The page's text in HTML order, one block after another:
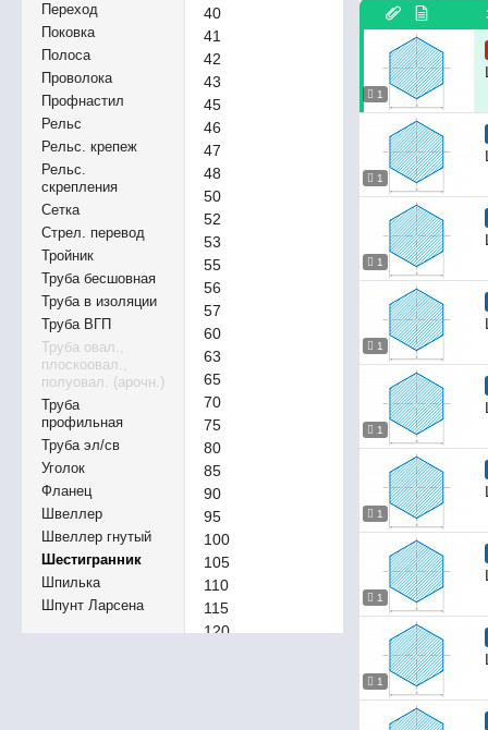
Переход
Поковка
Полоса
Проволока
Профнастил
Рельс
Рельс. крепеж
Рельс.
скрепления
Сетка
Стрел. перевод
Тройник
Труба бесшовная
Труба в изоляции
Труба ВГП
Труба овал.,
плоскоовал.,
полуовал. (арочн.)
Труба
профильная
Труба эл/св
Уголок
Фланец
Швеллер
Швеллер гнутый
Шестигранник
Шпилька
Шпунт Ларсена
40
41
42
43
45
46
47
48
50
52
53
55
56
57
60
63
65
70
75
80
85
90
95
100
105
110
115
120
1
1
1
1
1
1
1
1